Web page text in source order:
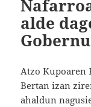
alde
Atzo Kupoaren
Bertan izan
ahaldun